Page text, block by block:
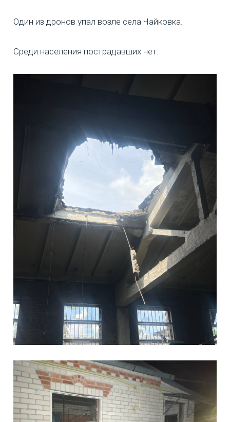
Один из дронов упал возле села Чайковка.
Среди населения пострадавших нет.